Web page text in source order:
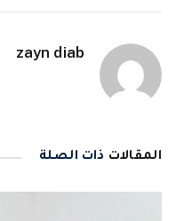
zayn diab
المقالات ذات الصلة